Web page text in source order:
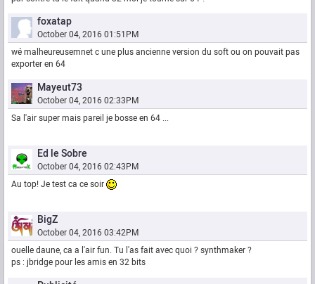
foxatap
October 04, 2016 01:51PM
wé malheureusemnet c une plus ancienne version du soft ou on pouvait pas
exporter en 64
Mayeut73
October 04, 2016 02:33PM
Sa l'air super mais pareil je bosse en 64 ...
Ed le Sobre
October 04, 2016 02:43PM
Au top! Je test ca ce soir
BigZ
October 04, 2016 03:42PM
ouelle daune, ca a l'air fun. Tu l'as fait avec quoi ? synthmaker ?
ps : jbridge pour les amis en 32 bits